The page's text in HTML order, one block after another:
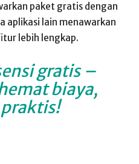
paket gratis dengan
lain menawarkan
lebih lengkap.
gratis–
biaya,